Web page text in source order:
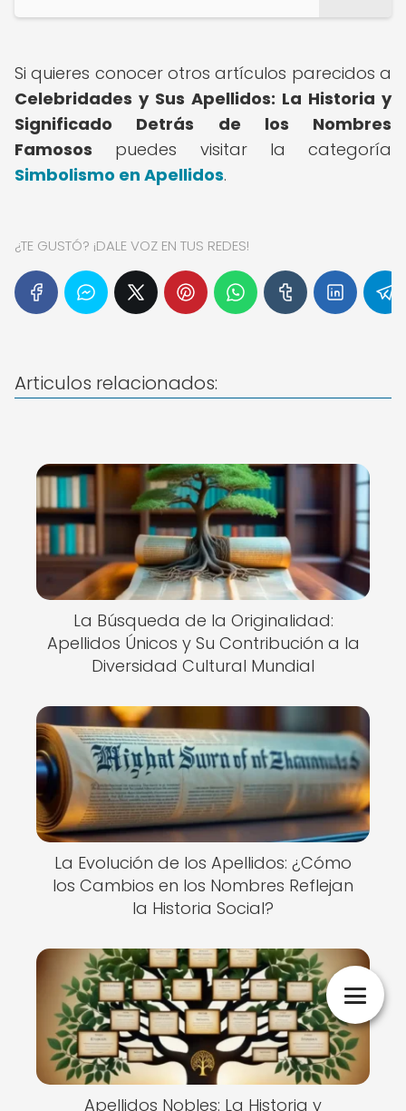
Si quieres conocer otros artículos parecidos a
Celebridades y Sus Apellidos: La Historia y
Significado Detrás de los Nombres
Famosos puedes visitar la categoría
Simbolismo en Apellidos.
¿TE GUSTÓ? ¡DALE VOZ EN TUS REDES!
Articulos relacionados:
La Búsqueda de la Originalidad:
Apellidos Únicos y Su Contribución a la
Diversidad Cultural Mundial
La Evolución de los Apellidos: ¿Cómo
los Cambios en los Nombres Reflejan
la Historia Social?
Apellidos Nobles: La Historia y